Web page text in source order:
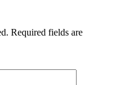
Required fields are